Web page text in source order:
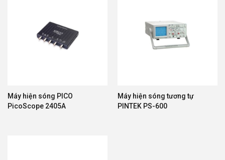
Máy hiện sóng PICO
PicoScope 2405A
Máy hiện sóng tương tự
PINTEK PS-600